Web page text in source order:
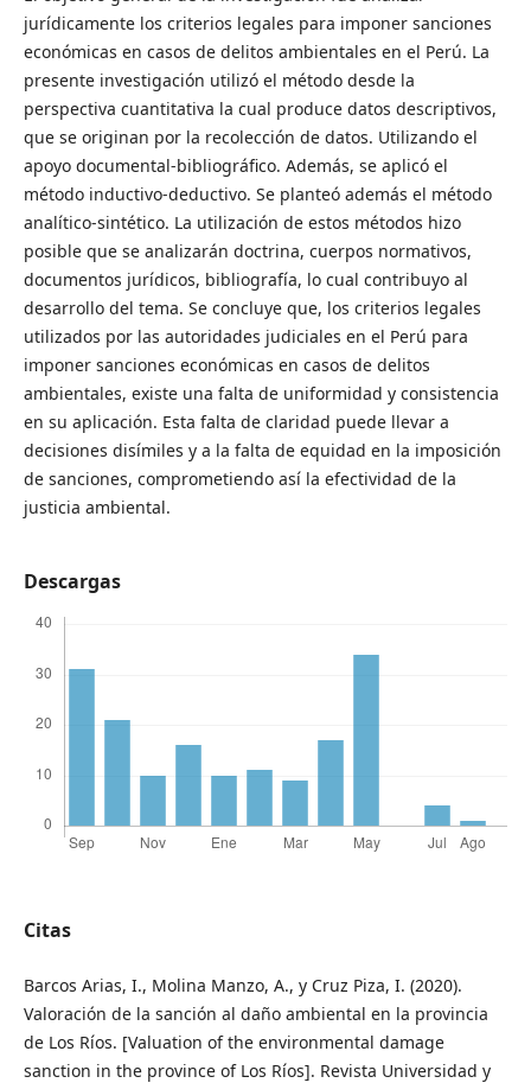
jurídicamente los criterios legales para imponer sanciones
económicas en casos de delitos ambientales en el Perú. La
presente investigación utilizó el método desde la
perspectiva cuantitativa la cual produce datos descriptivos,
que se originan por la recolección de datos. Utilizando el
apoyo documental-bibliográfico. Además, se aplicó el
método inductivo-deductivo. Se planteó además el método
analítico-sintético. La utilización de estos métodos hizo
posible que se analizarán doctrina, cuerpos normativos,
documentos jurídicos, bibliografía, lo cual contribuyo al
desarrollo del tema. Se concluye que, los criterios legales
utilizados por las autoridades judiciales en el Perú para
imponer sanciones económicas en casos de delitos
ambientales, existe una falta de uniformidad y consistencia
en su aplicación. Esta falta de claridad puede llevar a
decisiones disímiles y a la falta de equidad en la imposición
de sanciones, comprometiendo así la efectividad de la
justicia ambiental.
Descargas
Citas
Barcos Arias, I., Molina Manzo, A., y Cruz Piza, I. (2020).
Valoración de la sanción al daño ambiental en la provincia
de Los Ríos. [Valuation of the environmental damage
sanction in the province of Los Ríos]. Revista Universidad y